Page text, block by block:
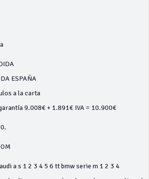
ESPAÑA
a la carta
9.008€ + 1.891€ IVA = 10.900€
a s 1 2 3 4 5 6 tt bmw serie m 1 2 3 4